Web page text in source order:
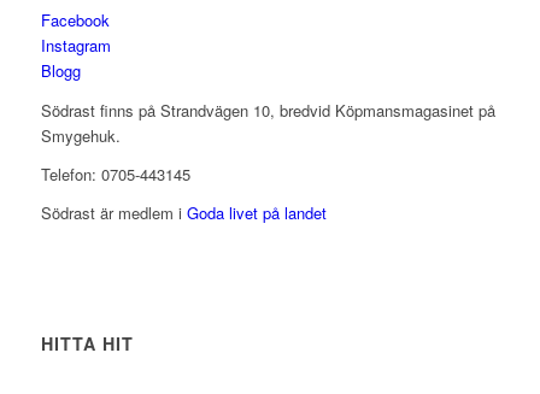
Facebook
Instagram
Blogg
Södrast finns på Strandvägen 10, bredvid Köpmansmagasinet på
Smygehuk.
Telefon: 0705-443145
Södrast är medlem i Goda livet på landet
HITTA HIT